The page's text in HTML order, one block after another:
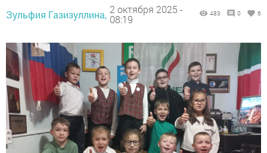
Зульфия Газизуллина, 2 октября 2025 -
08:19
483 0 6